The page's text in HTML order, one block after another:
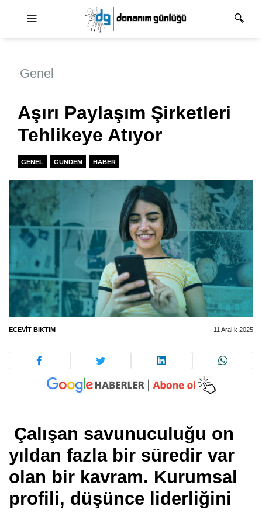
Genel
Aşırı Paylaşım Şirketleri
Tehlikeye Atıyor
GENEL GUNDEM HABER
ECEVIT BIKTIM 11 Aralık 2025
Çalışan savunuculuğu on
yıldan fazla bir süredir var
olan bir kavram. Kurumsal
profili, düşünce liderliğini